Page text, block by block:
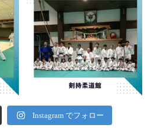
Instagram でフォロー